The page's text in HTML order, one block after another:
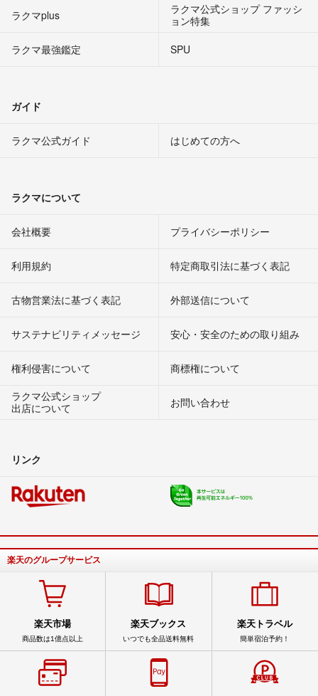
ラクマplus
ラクマ公式ショップ ファッシ
ョン特集
ラクマ最強鑑定
SPU
ガイド
ラクマ公式ガイド はじめての方へ
ラクマについて
会社概要 プライバシーポリシー
利用規約 特定商取引法に基づく表記
古物営業法に基づく表記 外部送信について
サステナビリティメッセージ 安心・安全のための取り組み
権利侵害について
商標権について
ラクマ公式ショップ
出店について
お問い合わせ
リンク
楽天のグループサービス
楽天市場
商品数は1億点以上
楽天ブックス
いつでも全品送料無料
楽天トラベル
簡単宿泊予約！